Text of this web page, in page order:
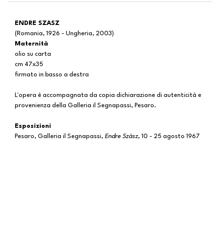
ENDRE SZASZ
(Romania, 1926 - Ungheria, 2003)
Maternità
olio su carta
cm 47x35
firmato in basso a destra
L'opera è accompagnata da copia dichiarazione di autenticità e
provenienza della Galleria il Segnapassi, Pesaro.
Esposizioni
Pesaro, Galleria il Segnapassi, Endre Szàsz, 10 - 25 agosto 1967